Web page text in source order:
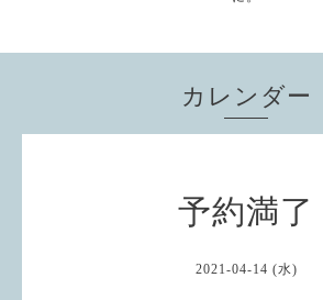
カレンダー
予約満了
2021-04-14 (水)